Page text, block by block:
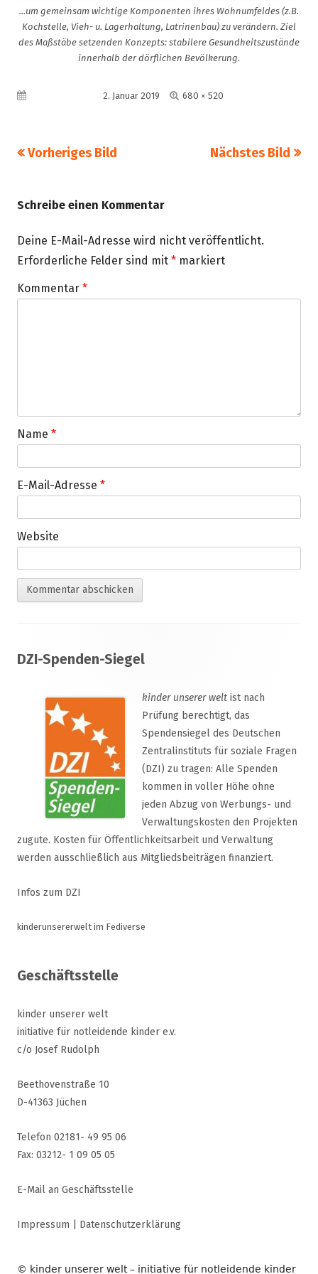
...um gemeinsam wichtige Komponenten ihres Wohnumfeldes (z.B.
Kochstelle, Vieh- u. Lagerhaltung, Latrinenbau) zu verändern. Ziel
des Maßstäbe setzenden Konzepts: stabilere Gesundheitszustände
innerhalb der dörflichen Bevölkerung.
Veröffentlicht am2. Januar 2019 Volle
680 × 520
Vorheriges Bild Nächstes Bild
Schreibe einen Kommentar
Deine E-Mail-Adresse wird nicht veröffentlicht.
Erforderliche Felder sind mit * markiert
Kommentar *
Name *
E-Mail-Adresse *
Website
Inhalt
DZI-Spenden-Siegel
kinder unserer welt ist nach
Prüfung berechtigt, das
Spendensiegel des Deutschen
Zentralinstituts für soziale Fragen
(DZI) zu tragen: Alle Spenden
kommen in voller Höhe ohne
jeden Abzug von Werbungs- und
Verwaltungskosten den Projekten
zugute. Kosten für Öffentlichkeitsarbeit und Verwaltung
werden ausschließlich aus Mitgliedsbeiträgen finanziert.
Infos zum DZI
kinderunsererwelt im Fediverse
Geschäftsstelle
kinder unserer welt
initiative für notleidende kinder e.v.
c/o Josef Rudolph
Beethovenstraße 10
D-41363 Jüchen
Telefon 02181- 49 95 06
Fax: 03212- 1 09 05 05
E-Mail an Geschäftsstelle
Impressum Datenschutzerklärung
© kinder unserer welt – initiative für notleidende kinder